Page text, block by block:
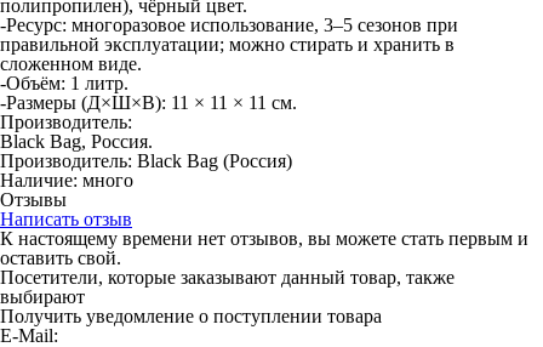
полипропилен), чёрный цвет.
-Ресурс: многоразовое использование, 3–5 сезонов при
правильной эксплуатации; можно стирать и хранить в
сложенном виде.
-Объём: 1 литр.
-Размеры (Д×Ш×В): 11 × 11 × 11 см.
Производитель:
Black Bag, Россия.
Производитель: Black Bag (Россия)
Наличие: много
Отзывы
Написать отзыв
К настоящему времени нет отзывов, вы можете стать первым и
оставить свой.
Посетители, которые заказывают данный товар, также
выбирают
Получить уведомление о поступлении товара
E-Mail: